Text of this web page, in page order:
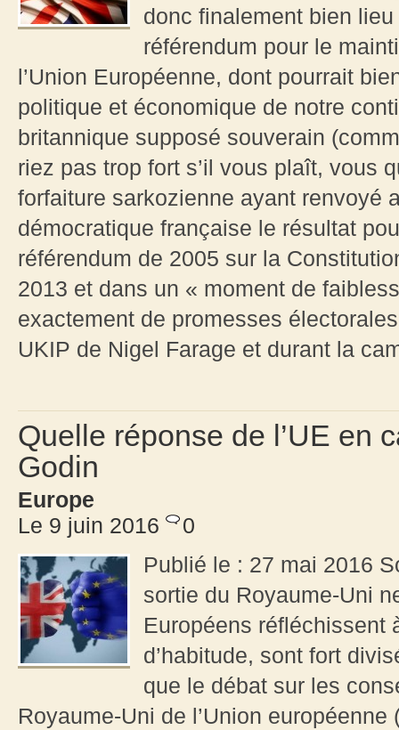
donc finalement bien
référendum pour le
l’Union Européenne, dont pourrait
politique et économique de notre
britannique supposé souverain
riez pas trop fort s’il vous plaît, vous
forfaiture sarkozienne ayant renvoyé
démocratique française le résultat
référendum de 2005 sur la
2013 et dans un « moment de
exactement de promesses
UKIP de Nigel Farage et durant la
Quelle réponse de l’UE en
Godin
Europe
Le 9 juin 2016
0
Publié le : 27 mai 2016
sortie du Royaume-Uni
Européens réfléchissent
d’habitude, sont fort
que le débat sur les
Royaume-Uni de l’Union